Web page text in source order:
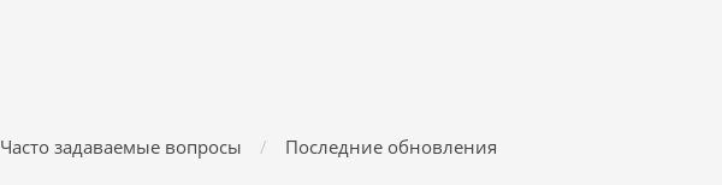
Часто задаваемые вопросы Последние обновления